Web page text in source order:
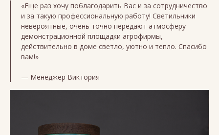
«Еще раз хочу поблагодарить Вас и за сотрудничество
и за такую профессиональную работу! Светильники
невероятные, очень точно передают атмосферу
демонстрационной площадки агрофирмы,
действительно в доме светло, уютно и тепло. Спасибо
вам!»
— Менеджер Виктория